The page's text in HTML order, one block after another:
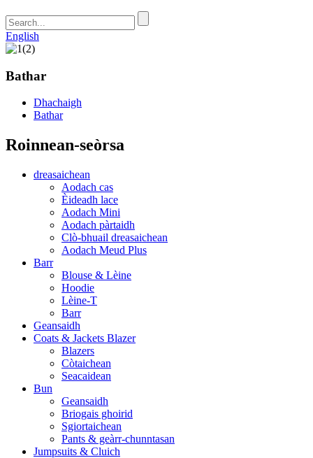
English
Bathar
Dhachaigh
Bathar
Roinnean-seòrsa
dreasaichean
Aodach cas
Èideadh lace
Aodach Mini
Aodach pàrtaidh
Clò-bhuail dreasaichean
Aodach Meud Plus
Barr
Blouse & Lèine
Hoodie
Lèine-T
Barr
Geansaidh
Coats & Jackets Blazer
Blazers
Còtaichean
Seacaidean
Bun
Geansaidh
Briogais ghoirid
Sgiortaichean
Pants & geàrr-chunntasan
Jumpsuits & Cluich